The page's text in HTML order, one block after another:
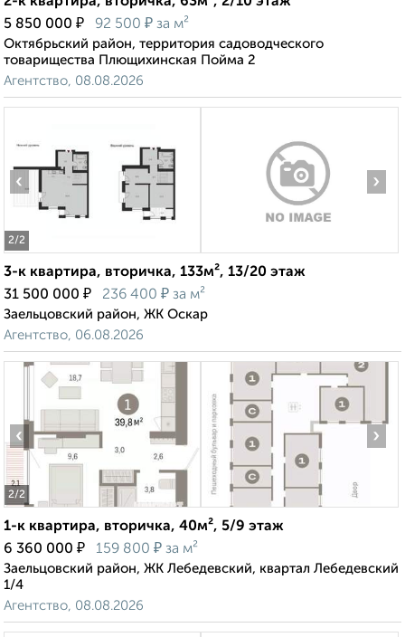
5 850 000 ₽ 92 500 ₽ за м²
Октябрьский район, территория садоводческого
товарищества Плющихинская Пойма 2
Агентство, 08.08.2026
2/2
‹ ›
3-к квартира, вторичка, 133м², 13/20 этаж
31 500 000 ₽ 236 400 ₽ за м²
Заельцовский район, ЖК Оскар
Агентство, 06.08.2026
2/2
‹ ›
1-к квартира, вторичка, 40м², 5/9 этаж
6 360 000 ₽ 159 800 ₽ за м²
Заельцовский район, ЖК Лебедевский, квартал Лебедевский
1/4
Агентство, 08.08.2026